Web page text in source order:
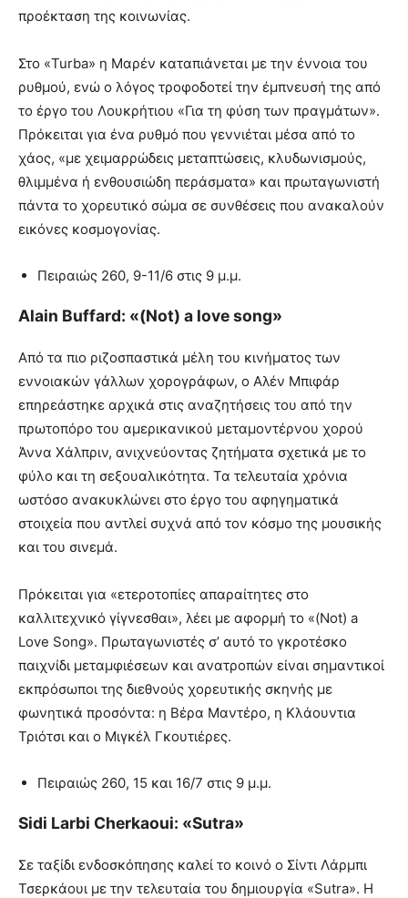
προέκταση της κοινωνίας.
Στο «Turba» η Μαρέν καταπιάνεται με την έννοια του
ρυθμού, ενώ ο λόγος τροφοδοτεί την έμπνευσή της από
το έργο του Λουκρήτιου «Για τη φύση των πραγμάτων».
Πρόκειται για ένα ρυθμό που γεννιέται μέσα από το
χάος, «με χειμαρρώδεις μεταπτώσεις, κλυδωνισμούς,
θλιμμένα ή ενθουσιώδη περάσματα» και πρωταγωνιστή
πάντα το χορευτικό σώμα σε συνθέσεις που ανακαλούν
εικόνες κοσμογονίας.
Πειραιώς 260, 9-11/6 στις 9 μ.μ.
Αlain Buffard: «(Not) a love song»
Από τα πιο ριζοσπαστικά μέλη του κινήματος των
εννοιακών γάλλων χορογράφων, ο Αλέν Μπιφάρ
επηρεάστηκε αρχικά στις αναζητήσεις του από την
πρωτοπόρο του αμερικανικού μεταμοντέρνου χορού
Άννα Χάλπριν, ανιχνεύοντας ζητήματα σχετικά με το
φύλο και τη σεξουαλικότητα. Τα τελευταία χρόνια
ωστόσο ανακυκλώνει στο έργο του αφηγηματικά
στοιχεία που αντλεί συχνά από τον κόσμο της μουσικής
και του σινεμά.
Πρόκειται για «ετεροτοπίες απαραίτητες στο
καλλιτεχνικό γίγνεσθαι», λέει με αφορμή το «(Not) a
Love Song». Πρωταγωνιστές σ’ αυτό το γκροτέσκο
παιχνίδι μεταμφιέσεων και ανατροπών είναι σημαντικοί
εκπρόσωποι της διεθνούς χορευτικής σκηνής με
φωνητικά προσόντα: η Βέρα Μαντέρο, η Κλάουντια
Τριότσι και ο Μιγκέλ Γκουτιέρες.
Πειραιώς 260, 15 και 16/7 στις 9 μ.μ.
Sidi Larbi Cherkaoui: «Sutra»
Σε ταξίδι ενδοσκόπησης καλεί το κοινό ο Σίντι Λάρμπι
Τσερκάουι με την τελευταία του δημιουργία «Sutra». Η